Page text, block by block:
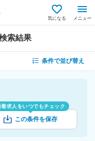
気になる メニュー
索結果
条件で並び替え
着求人をいつでもチェック
この条件を保存